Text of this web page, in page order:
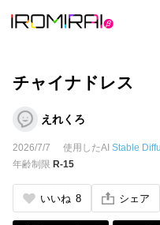
チャイナドレス
えれくろ
2026/7/7 使用したAI Stable
年齢制限 R-15
いいね 8 シェア